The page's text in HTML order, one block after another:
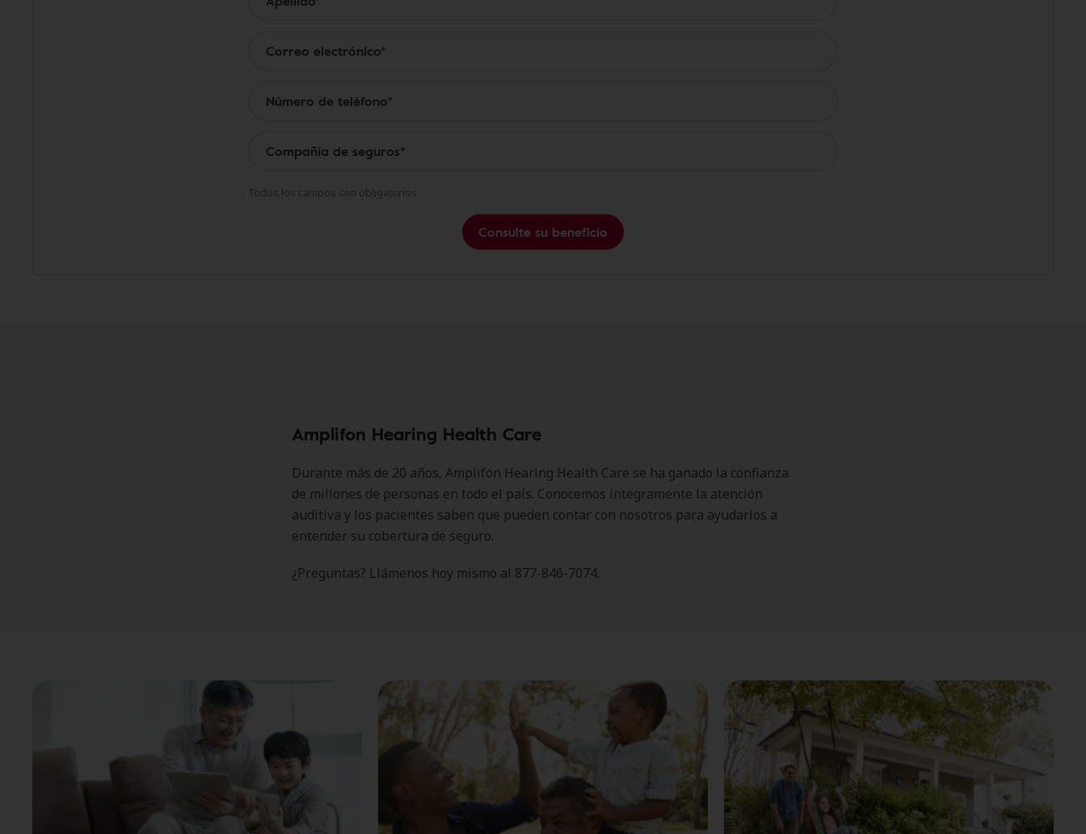
Todos los campos son obligatorios.
Consulte su beneficio
Amplifon Hearing Health Care
Durante más de 20 años, Amplifon Hearing Health Care se ha ganado la confianza
de millones de personas en todo el país. Conocemos íntegramente la atención
auditiva y los pacientes saben que pueden contar con nosotros para ayudarlos a
entender su cobertura de seguro.
¿Preguntas? Llámenos hoy mismo al 877-846-7074.